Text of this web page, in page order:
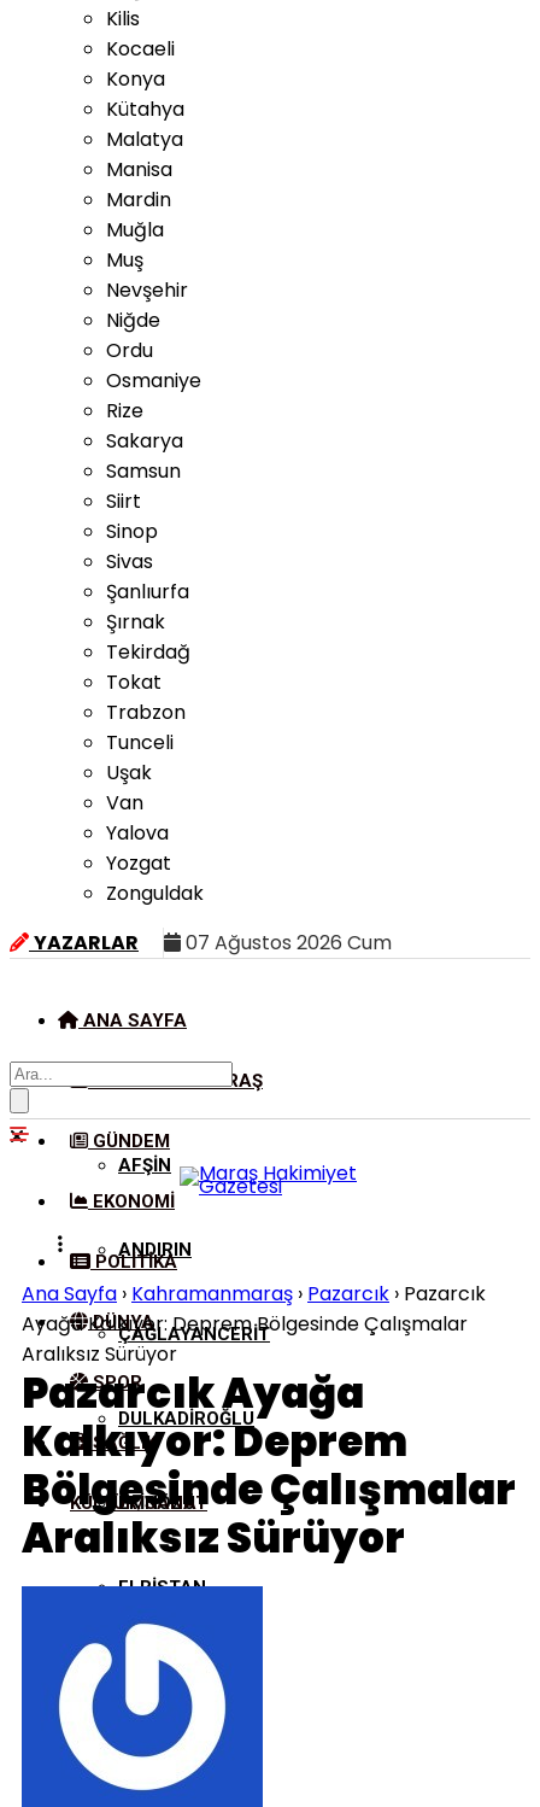
Kilis
Kocaeli
Konya
Kütahya
Malatya
Manisa
Mardin
Muğla
Muş
Nevşehir
Niğde
Ordu
Osmaniye
Rize
Sakarya
Samsun
Siirt
Sinop
Sivas
Şanlıurfa
Şırnak
Tekirdağ
Tokat
Trabzon
Tunceli
Uşak
Van
Yalova
Yozgat
Zonguldak
YAZARLAR
07 Ağustos 2026 Cum
ANA SAYFA
KAHRAMANMARAŞ
AFŞIN
ANDIRIN
ÇAĞLAYANCERIT
DULKADIROĞLU
EKINÖZÜ
ELBISTAN
GÖKSUN
NURHAK
GÜNDEM
EKONOMI
POLITIKA
DÜNYA
SPOR
SAĞLIK
KÜLTÜR/SANAT
Ana Sayfa › Kahramanmaraş › Pazarcık › Pazarcık
Ayağa Kalkıyor: Deprem Bölgesinde Çalışmalar
Aralıksız Sürüyor
Pazarcık Ayağa
Kalkıyor: Deprem
Bölgesinde Çalışmalar
Aralıksız Sürüyor